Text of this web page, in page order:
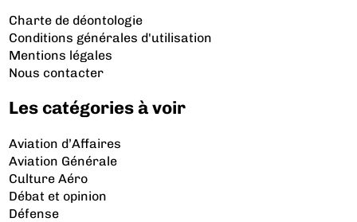
Charte de déontologie
Conditions générales d'utilisation
Mentions légales
Nous contacter
Les catégories à voir
Aviation d’Affaires
Aviation Générale
Culture Aéro
Débat et opinion
Défense